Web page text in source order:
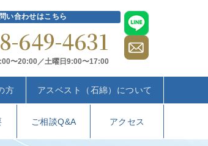
い合わせはこちら
649-4631
〜20:00／土曜日9:00〜17:00
方 アスベスト（石綿）について
ご相談Q&A アクセス